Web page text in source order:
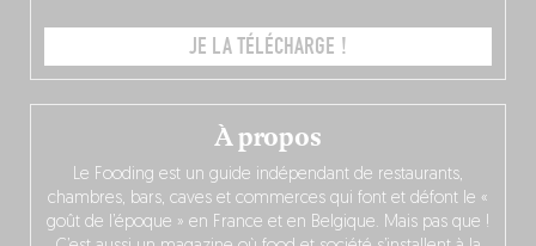
À propos
Le Fooding est un guide indépendant de restaurants,
chambres, bars, caves et commerces qui font et défont le «
goût de l’époque » en France et en Belgique. Mais pas que !
JE LA TÉLÉCHARGE !